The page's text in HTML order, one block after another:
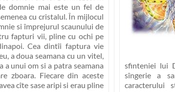
domnie mai este un fel de
cu cristalul. În mijlocul
si împrejurul scaunului de
fapturi vii, pline cu ochi pe
Cea dintîi faptura vie
a doua seamana cu un vitel,
a unui om si a patra seamana
zboara. Fiecare din aceste
cîte sase aripi si erau pline
sfinteniei lui
sîngerie a
caracterului